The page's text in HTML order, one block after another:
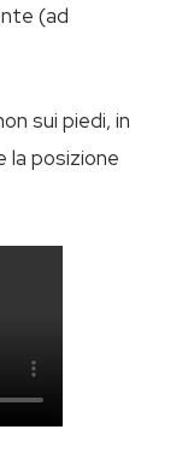
(ad
sui piedi, in
la posizione